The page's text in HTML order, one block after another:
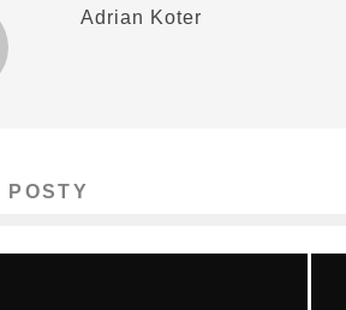
Adrian Koter
POSTY